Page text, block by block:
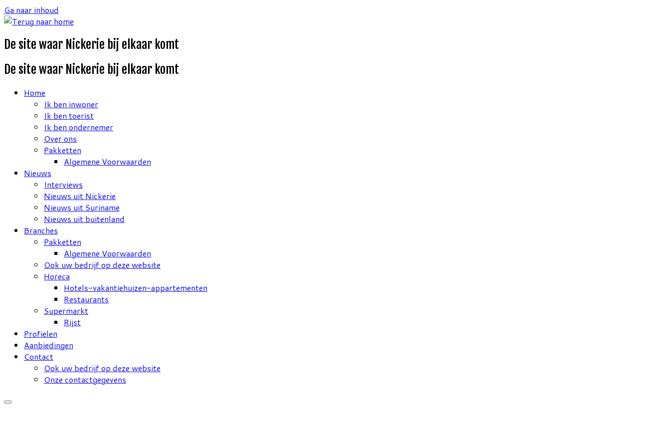
Ga naar inhoud
De site waar Nickerie bij elkaar komt
De site waar Nickerie bij elkaar komt
Home
Ik ben inwoner
Ik ben toerist
Ik ben ondernemer
Over ons
Pakketten
Algemene Voorwaarden
Nieuws
Interviews
Nieuws uit Nickerie
Nieuws uit Suriname
Nieuws uit buitenland
Branches
Pakketten
Algemene Voorwaarden
Ook uw bedrijf op deze website
Horeca
Hotels-vakantiehuizen-appartementen
Restaurants
Supermarkt
Rijst
Profielen
Aanbiedingen
Contact
Ook uw bedrijf op deze website
Onze contactgegevens